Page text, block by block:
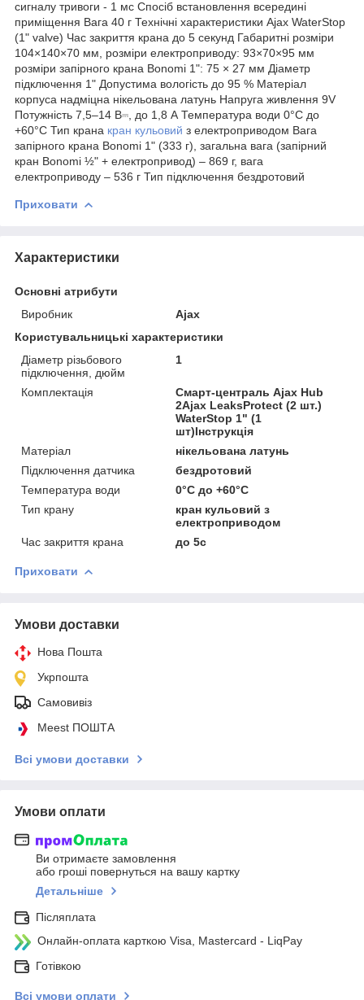
сигналу тривоги - 1 мс Спосіб встановлення всередині
приміщення Вага 40 г Технічні характеристики Ajax WaterStop
(1" valve) Час закриття крана до 5 секунд Габаритні розміри
104×140×70 мм, розміри електроприводу: 93×70×95 мм
розміри запірного крана Bonomi 1": 75 × 27 мм Діаметр
підключення 1" Допустима вологість до 95 % Матеріал
корпуса надміцна нікельована латунь Напруга живлення 9V
Потужність 7,5–14 В⎓, до 1,8 А Температура води 0°C до
+60°C Тип крана кран кульовий з електроприводом Вага
запірного крана Bonomi 1" (333 г), загальна вага (запірний
кран Bonomi ½" + електропривод) – 869 г, вага
електроприводу – 536 г Тип підключення бездротовий
Приховати
Характеристики
Основні атрибути
Виробник
Ajax
Користувальницькі характеристики
Діаметр різьбового
підключення, дюйм
1
Комплектація
Смарт-централь Ajax Hub
2Ajax LeaksProtect (2 шт.)
WaterStop 1" (1
шт)Інструкція
Матеріал
нікельована латунь
Підключення датчика
бездротовий
Температура води
0°C до +60°C
Тип крану
кран кульовий з
електроприводом
Час закриття крана
до 5с
Приховати
Умови доставки
Нова Пошта
Укрпошта
Самовивіз
Meest ПОШТА
Всі умови доставки
Умови оплати
Ви отримаєте замовлення
або гроші повернуться на вашу картку
Детальніше
Післяплата
Онлайн-оплата карткою Visa, Mastercard - LiqPay
Готівкою
Всі умови оплати